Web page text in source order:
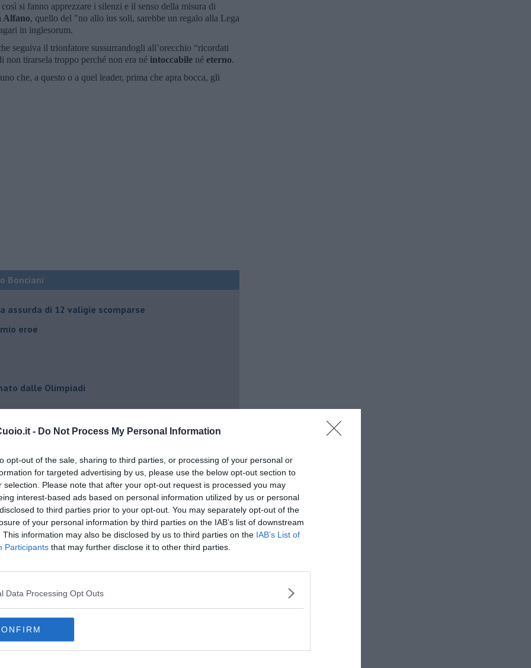
- Do Not Process My Personal Information
opt-out of the sale, sharing to third parties, or processing of your personal or
for targeted advertising by us, please use the below opt-out section to
selection. Please note that after your opt-out request is processed you may
interest-based ads based on personal information utilized by us or personal
to third parties prior to your opt-out. You may separately opt-out of the
of your personal information by third parties on the IAB’s list of downstream
This information may also be disclosed by us to third parties on the IAB’s List of
Participants that may further disclose it to other third parties.
Data Processing Opt Outs
si fanno apprezzare i silenzi e il senso della misura di
Alfano, quello del "no allo ius soli, sarebbe un regalo alla Lega
in inglesorum.
seguiva il trionfatore sussurrandogli all’orecchio “ricordati
non tirarsela troppo perché non era né intoccabile né eterno.
che, a questo o a quel leader, prima che apra bocca, gli
Bonciani
assurda di 12 valigie scomparse
eroe
dalle Olimpiadi
che ne sanno Draghi e Speranza?
fidare?
ho la soluzione
d'Arco
semplificazione
mascherine
domiciliari
spesa